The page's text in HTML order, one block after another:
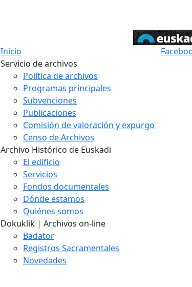
Inicio
Servicio de archivos
Política de archivos
Programas principales
Subvenciones
Publicaciones
Comisión de valoración y expurgo
Censo de Archivos
Archivo Histórico de Euskadi
El edificio
Servicios
Fondos documentales
Dónde estamos
Quiénes somos
Dokuklik | Archivos on-line
Badator
Registros Sacramentales
Novedades